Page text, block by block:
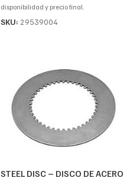
disponibilidad y precio final.
SKU: 29539004
STEEL DISC – DISCO DE ACERO